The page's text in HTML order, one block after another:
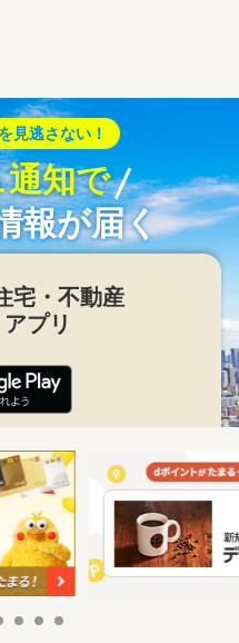
見逃さない！
知で
報が届く
宅・不動産
アプリ